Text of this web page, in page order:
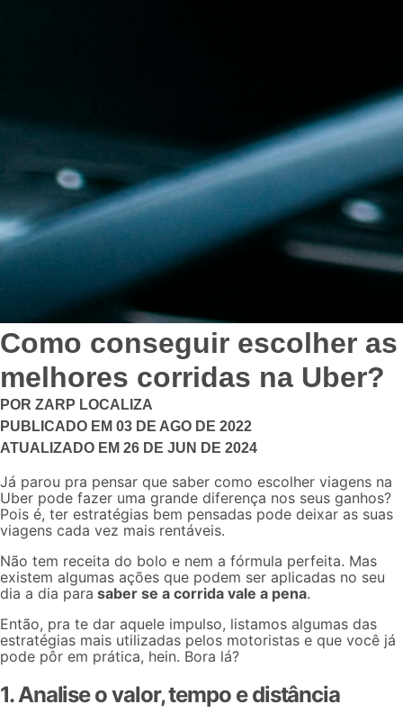
Como conseguir escolher as
melhores corridas na Uber?
POR ZARP LOCALIZA
PUBLICADO EM 03 DE AGO DE 2022
ATUALIZADO EM 26 DE JUN DE 2024
Já parou pra pensar que saber como escolher viagens na
Uber pode fazer uma grande diferença nos seus ganhos?
Pois é, ter estratégias bem pensadas pode deixar as suas
viagens cada vez mais rentáveis.
Não tem receita do bolo e nem a fórmula perfeita. Mas
existem algumas ações que podem ser aplicadas no seu
dia a dia para saber se a corrida vale a pena.
Então, pra te dar aquele impulso, listamos algumas das
estratégias mais utilizadas pelos motoristas e que você já
pode pôr em prática, hein. Bora lá?
1. Analise o valor, tempo e distância